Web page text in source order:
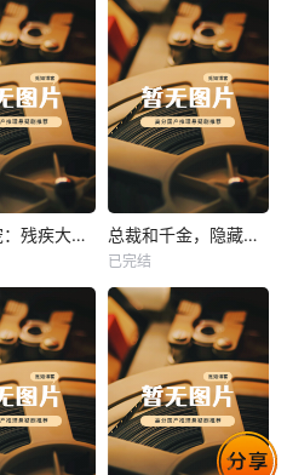
未知
甜蜜婚宠：残疾大佬夜夜撩 热播
未知
总裁和千金，隐藏身份闪婚了
已完结